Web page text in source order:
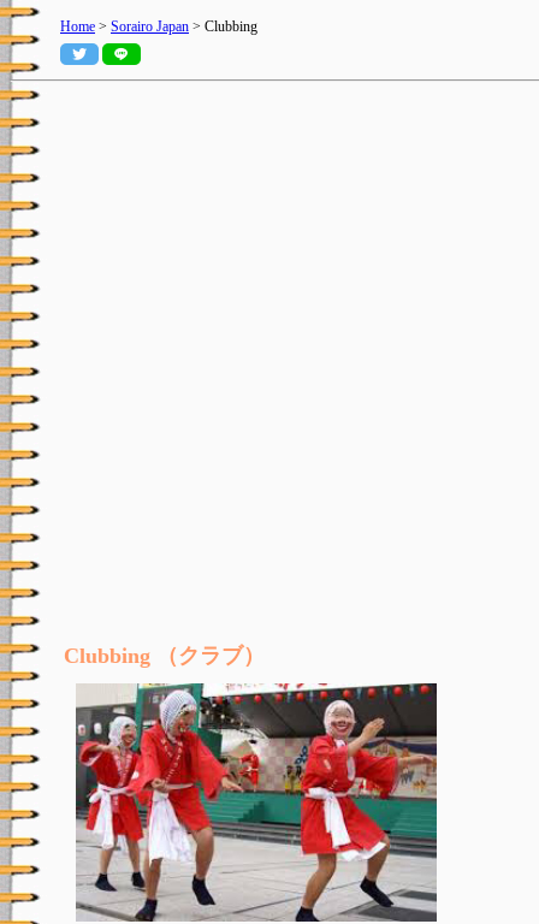
Home > Sorairo Japan > Clubbing
Clubbing （クラブ）